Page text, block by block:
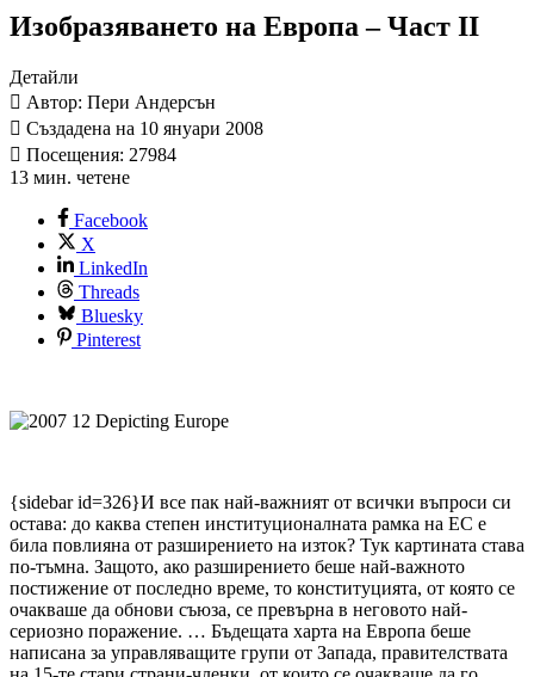
Изобразяването на Европа – Част II
Детайли
Автор: Пери Андерсън
Създадена на 10 януари 2008
Посещения: 27984
13 мин. четене
Facebook
X
LinkedIn
Threads
Bluesky
Pinterest
{sidebar id=326}И все пак най-важният от всички въпроси си
остава: до каква степен институционалната рамка на ЕС е
била повлияна от разширението на изток? Тук картината става
по-тъмна. Защото, ако разширението беше най-важното
постижение от последно време, то конституцията, от която се
очакваше да обнови съюза, се превърна в неговото най-
сериозно поражение. … Бъдещата харта на Европа беше
написана за управляващите групи от Запада, правителствата